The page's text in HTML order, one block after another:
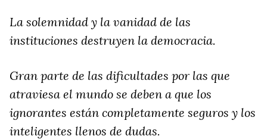
La solemnidad y la vanidad de las
instituciones destruyen la democracia.
Gran parte de las dificultades por las que
atraviesa el mundo se deben a que los
ignorantes están completamente seguros y los
inteligentes llenos de dudas.